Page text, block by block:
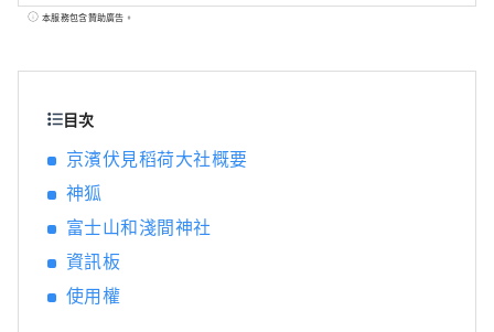
程，而且靠近橫濱、鎌倉和箱根，是一個人口
聞名，該景觀誕生於支撐日本經濟快速增長的
榮起來。 東海道是東京到京都的主要幹道，由
江戶幕府的幕府將軍開發。專門紀念人氣動漫
本服務包含贊助廣告。
目次
京濱伏見稻荷大社概要
神狐
富士山和淺間神社
資訊板
使用權